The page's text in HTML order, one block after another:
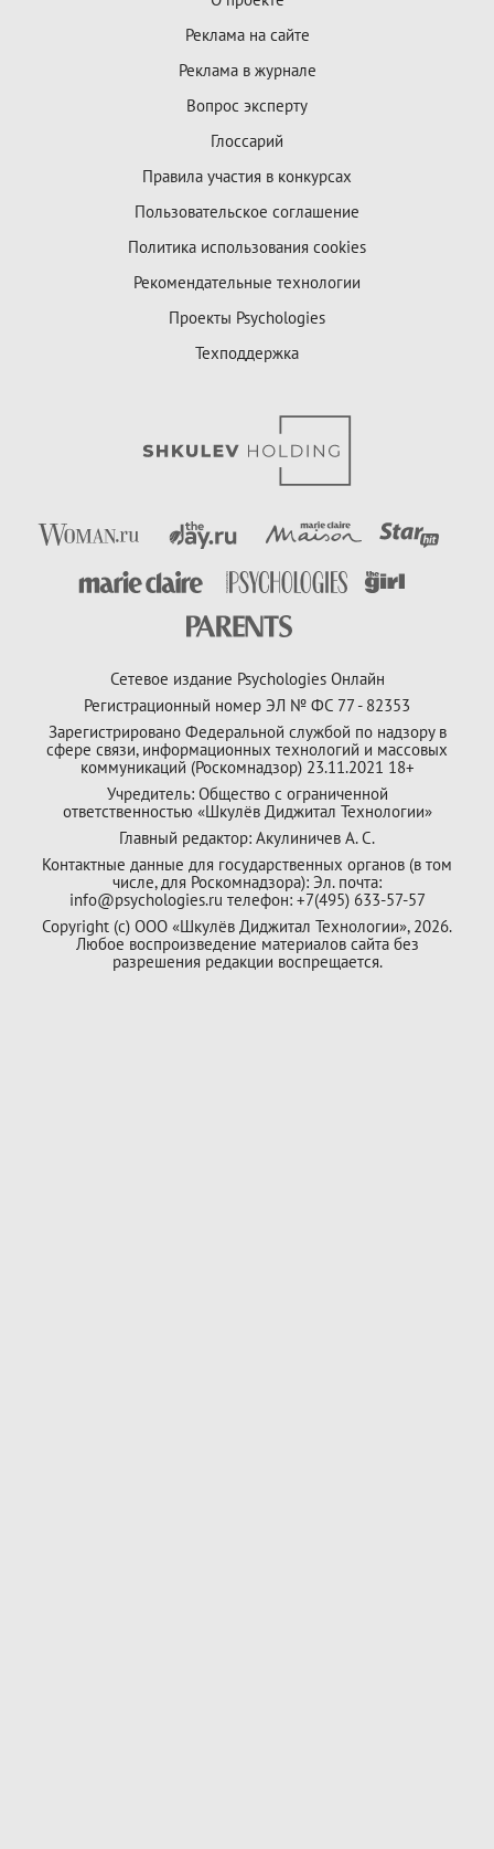
Реклама на сайте
Реклама в журнале
Вопрос эксперту
Глоссарий
Правила участия в конкурсах
Пользовательское соглашение
Политика использования cookies
Рекомендательные технологии
Проекты Psychologies
Техподдержка
Сетевое издание Psychologies Онлайн
Регистрационный номер ЭЛ № ФС 77 - 82353
Зарегистрировано Федеральной службой по надзору в
сфере связи, информационных технологий и массовых
коммуникаций (Роскомнадзор) 23.11.2021 18+
Учредитель: Общество с ограниченной
ответственностью «Шкулёв Диджитал Технологии»
Главный редактор: Акулиничев А. С.
Контактные данные для государственных органов (в том
числе, для Роскомнадзора): Эл. почта:
info@psychologies.ru телефон: +7(495) 633-57-57
Copyright (с) ООО «Шкулёв Диджитал Технологии», 2026.
Любое воспроизведение материалов сайта без
разрешения редакции воспрещается.